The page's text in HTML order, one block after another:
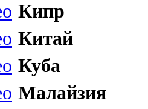
Кипр
Китай
Куба
Малайзия